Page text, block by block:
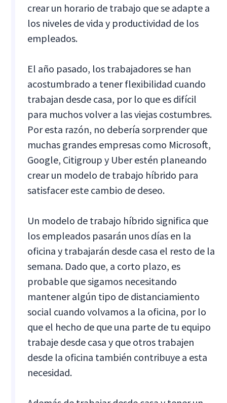
crear un horario de trabajo que se adapte a
los niveles de vida y productividad de los
empleados.
El año pasado, los trabajadores se han
acostumbrado a tener flexibilidad cuando
trabajan desde casa, por lo que es difícil
para muchos volver a las viejas costumbres.
Por esta razón, no debería sorprender que
muchas grandes empresas como Microsoft,
Google, Citigroup y Uber estén planeando
crear un modelo de trabajo híbrido para
satisfacer este cambio de deseo.
Un modelo de trabajo híbrido significa que
los empleados pasarán unos días en la
oficina y trabajarán desde casa el resto de la
semana. Dado que, a corto plazo, es
probable que sigamos necesitando
mantener algún tipo de distanciamiento
social cuando volvamos a la oficina, por lo
que el hecho de que una parte de tu equipo
trabaje desde casa y que otros trabajen
desde la oficina también contribuye a esta
necesidad.